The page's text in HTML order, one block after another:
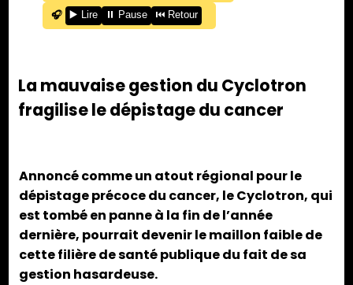
🎧
▶️ Lire ⏸️ Pause ⏮️ Retour
La mauvaise gestion du Cyclotron
fragilise le dépistage du cancer
Annoncé comme un atout régional pour le
dépistage précoce du cancer, le Cyclotron, qui
est tombé en panne à la fin de l’année
dernière, pourrait devenir le maillon faible de
cette filière de santé publique du fait de sa
gestion hasardeuse.